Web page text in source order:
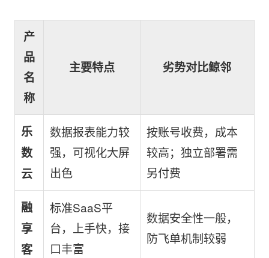
产
品
名
称
主要特点 劣势对比鲸邻
乐
数
云
数据报表能力较
强，可视化大屏
出色
按账号收费，成本
较高；独立部署需
另付费
融
享
客
标准SaaS平
台，上手快，接
口丰富
数据安全性一般，
防飞单机制较弱